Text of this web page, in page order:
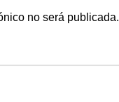
no será publicada.